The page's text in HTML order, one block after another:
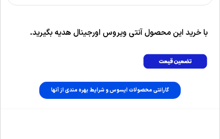
با خرید این محصول آنتی ویروس اورجینال هدیه بگیرید.
گارانتی محصولات ایسوس و شرایط بهره مندی از آنها